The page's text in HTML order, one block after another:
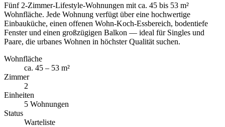
Fünf 2-Zimmer-Lifestyle-Wohnungen mit ca. 45 bis 53 m²
Wohnfläche. Jede Wohnung verfügt über eine hochwertige
Einbauküche, einen offenen Wohn-Koch-Essbereich, bodentiefe
Fenster und einen großzügigen Balkon — ideal für Singles und
Paare, die urbanes Wohnen in höchster Qualität suchen.
Wohnfläche
ca. 45 – 53 m²
Zimmer
2
Einheiten
5 Wohnungen
Status
Warteliste